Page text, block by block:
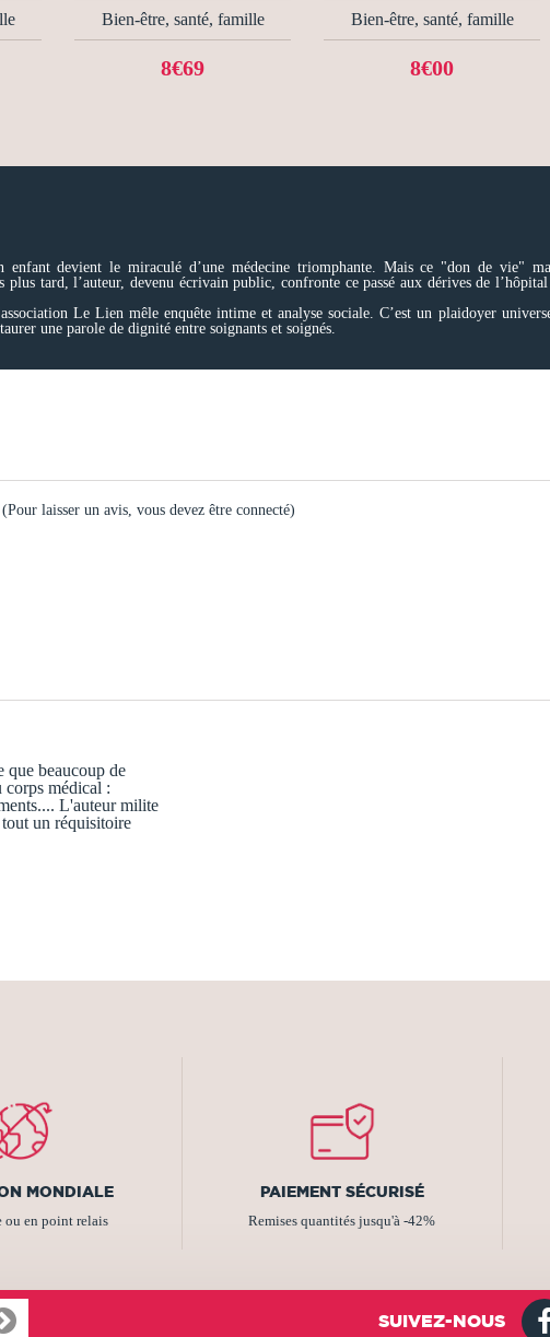
Bien-être, santé, famille
8€69
Bien-être, santé, famille
8€00
enfant devient le miraculé d’une médecine triomphante. Mais ce "don de vie"
tard, l’auteur, devenu écrivain public, confronte ce passé aux dérives de
Le Lien mêle enquête intime et analyse sociale. C’est un plaidoyer
une parole de dignité entre soignants et soignés.
laisser un avis, vous devez être connecté)
que beaucoup de
corps médical :
L'auteur milite
un réquisitoire
MONDIALE
en point relais
PAIEMENT SÉCURISÉ
Remises quantités jusqu'à -42%
SUIVEZ-NOUS